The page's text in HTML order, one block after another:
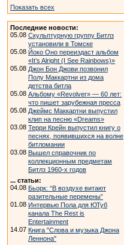
Показать всех
Последние новости:
05.08 Скульптурную группу Битлз
установили в Томске
05.08 Йоко Оно переиздаст альбом
«It’s Alright (I See Rainbows)»
05.08 Джон Бон Джови позвонил
Полу Маккартни из дома
детства битла
05.08 Альбому «Revolver» — 60 лет:
что пишет зарубежная пресса
05.08 Джеймс Маккартни выпустил
клип на песню «Dreams»
03.08 Терри Крейн выпустил книгу о
песнях, появившихся на волне
битломании
03.08 Вышел справочник по
коллекционным предметам
Битлз 1960-х годов
... статьи:
04.08 Бьорк: “В воздухе витают
разительные перемены”
01.08 Интервью Пола для ЮТуб
канала The Rest is
Entertainment
14.07 Книга "Слова и музыка Джона
Леннона"